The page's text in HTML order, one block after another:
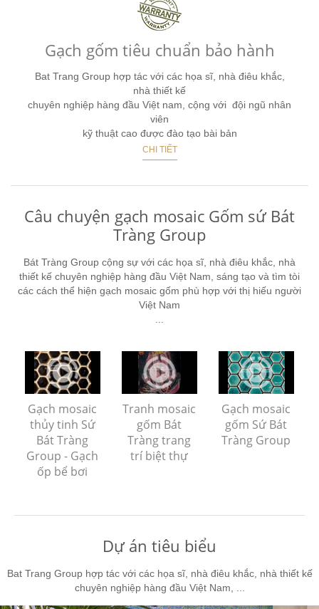
Gạch gốm tiêu chuẩn bảo hành
Bat Trang Group hợp tác với các họa sĩ, nhà điêu khắc,
nhà thiết kế
chuyên nghiệp hàng đầu Việt nam, cộng với đội ngũ nhân
viên
kỹ thuật cao được đào tạo bài bản
CHI TIẾT
Câu chuyện gạch mosaic Gốm sứ Bát
Tràng Group
Bát Tràng Group cộng sự với các họa sĩ, nhà điêu khắc, nhà
thiết kế chuyên nghiệp hàng đầu Việt Nam, sáng tạo và tìm tòi
các cách thể hiện gạch mosaic gốm phù hợp với thị hiếu người
Việt Nam
...
Gạch mosaic
thủy tinh Sứ
Bát Tràng
Group - Gạch
ốp bể bơi
Tranh mosaic
gốm Bát
Tràng trang
trí biệt thự
Gạch mosaic
gốm Sứ Bát
Tràng Group
Dự án tiêu biểu
Bat Trang Group hợp tác với các họa sĩ, nhà điêu khắc, nhà thiết kế
chuyên nghiệp hàng đầu Việt Nam, ...